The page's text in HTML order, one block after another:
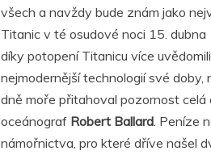
všech a navždy bude znám jako
Titanic v té osudové noci 15.
díky potopení Titanicu více
nejmodernější technologií své doby,
dně moře přitahoval pozornost
oceánograf Robert Ballard. Peníze
námořnictva, pro které dříve našel